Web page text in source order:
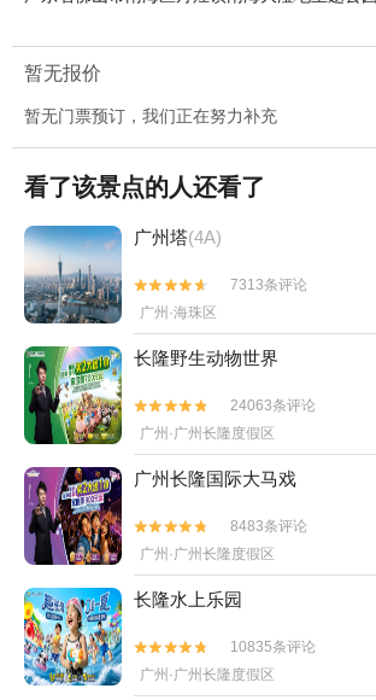
暂无报价
暂无门票预订，我们正在努力补充
看了该景点的人还看了
广州塔(4A)


7313条评论
广州·海珠区
长隆野生动物世界


24063条评论
广州·广州长隆度假区
广州长隆国际大马戏


8483条评论
广州·广州长隆度假区
长隆水上乐园


10835条评论
广州·广州长隆度假区